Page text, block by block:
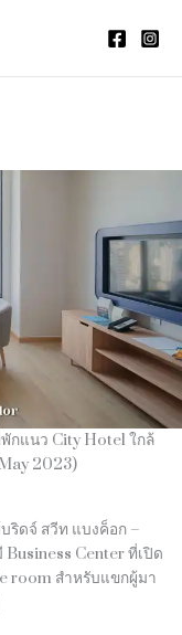
กแนว City Hotel ใกล้
2023)
ริดจ์ สวีท แบงค็อก –
Business Center ที่เปิด
room สำหรับแขกผู้มา